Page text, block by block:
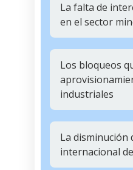
La falta de
en el sector
Los bloqueos
industriales
La disminución
internacional